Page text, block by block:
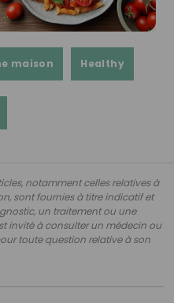
maison Healthy
notamment celles relatives à
sont fournies à titre indicatif et
un traitement ou une
invité à consulter un médecin ou
toute question relative à son